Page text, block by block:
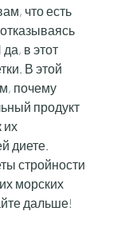
что есть
в этот
В этой
почему
продукт
их
диете.
стройности
морских
дальше!